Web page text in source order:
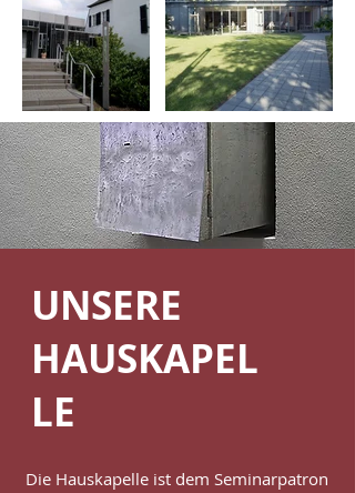
UNSERE
HAUSKAPEL
LE
Die Hauskapelle ist dem Seminarpatron